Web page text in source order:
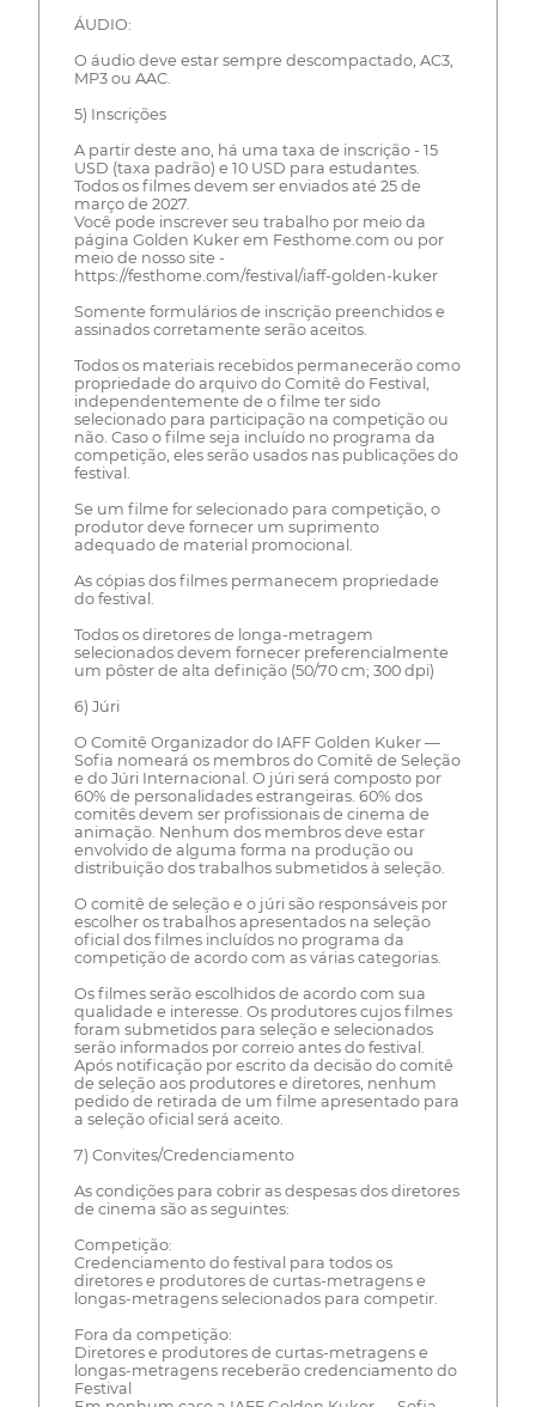
ÁUDIO:
O áudio deve estar sempre descompactado, AC3,
MP3 ou AAC.
5) Inscrições
A partir deste ano, há uma taxa de inscrição - 15
USD (taxa padrão) e 10 USD para estudantes.
Todos os filmes devem ser enviados até 25 de
março de 2027.
Você pode inscrever seu trabalho por meio da
página Golden Kuker em Festhome.com ou por
meio de nosso site -
https://festhome.com/festival/iaff-golden-kuker
Somente formulários de inscrição preenchidos e
assinados corretamente serão aceitos.
Todos os materiais recebidos permanecerão como
propriedade do arquivo do Comitê do Festival,
independentemente de o filme ter sido
selecionado para participação na competição ou
não. Caso o filme seja incluído no programa da
competição, eles serão usados nas publicações do
festival.
Se um filme for selecionado para competição, o
produtor deve fornecer um suprimento
adequado de material promocional.
As cópias dos filmes permanecem propriedade
do festival.
Todos os diretores de longa-metragem
selecionados devem fornecer preferencialmente
um pôster de alta definição (50/70 cm; 300 dpi)
6) Júri
O Comitê Organizador do IAFF Golden Kuker —
Sofia nomeará os membros do Comitê de Seleção
e do Júri Internacional. O júri será composto por
60% de personalidades estrangeiras. 60% dos
comitês devem ser profissionais de cinema de
animação. Nenhum dos membros deve estar
envolvido de alguma forma na produção ou
distribuição dos trabalhos submetidos à seleção.
O comitê de seleção e o júri são responsáveis por
escolher os trabalhos apresentados na seleção
oficial dos filmes incluídos no programa da
competição de acordo com as várias categorias.
Os filmes serão escolhidos de acordo com sua
qualidade e interesse. Os produtores cujos filmes
foram submetidos para seleção e selecionados
serão informados por correio antes do festival.
Após notificação por escrito da decisão do comitê
de seleção aos produtores e diretores, nenhum
pedido de retirada de um filme apresentado para
a seleção oficial será aceito.
7) Convites/Credenciamento
As condições para cobrir as despesas dos diretores
de cinema são as seguintes:
Competição:
Credenciamento do festival para todos os
diretores e produtores de curtas-metragens e
longas-metragens selecionados para competir.
Fora da competição:
Diretores e produtores de curtas-metragens e
longas-metragens receberão credenciamento do
Festival